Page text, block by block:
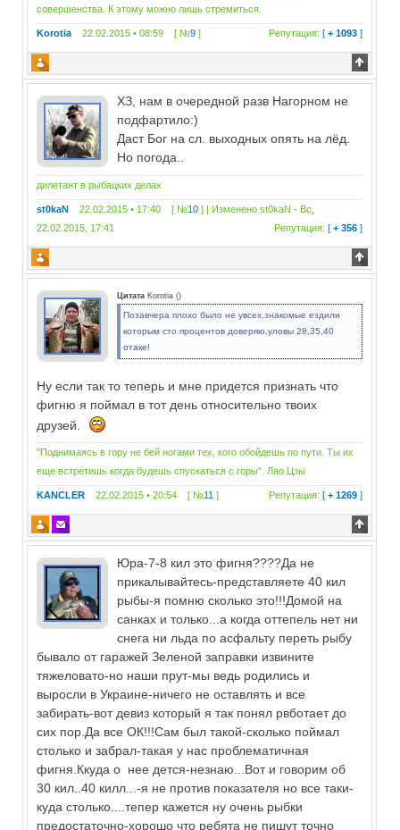
совершенства. К этому можно лишь стремиться.
Korotia 22.02.2015 • 08:59 [ №9 ] Репутация: [+ 1093 ]
ХЗ, нам в очередной разв Нагорном не
подфартило:)
Даст Бог на сл. выходных опять на лёд.
Но погода..
дилетант в рыбацких делах
st0kaN 22.02.2015 • 17:40 [ №10 ] | Измененоst0kaN - Вс,
22.02.2015, 17:41
Репутация: [+ 356 ]
Цитата Korotia ()
Позавчера плохо было не увсех,знакомые ездили
которым сто процентов доверяю,уловы 28,35,40
отаке!
Ну если так то теперь и мне придется признать что
фигню я поймал в тот день относительно твоих
друзей.
"Поднимаясь в гору не бей ногами тех, кого обойдешь по пути. Ты их
еще встретишь когда будешь спускаться с горы". Лао Цзы
KANCLER 22.02.2015 • 20:54 [ №11 ] Репутация: [+ 1269 ]
Юра-7-8 кил это фигня????Да не
прикалывайтесь-представляете 40 кил
рыбы-я помню сколько это!!!Домой на
санках и только...а когда оттепель нет ни
снега ни льда по асфальту переть рыбу
бывало от гаражей Зеленой заправки извините
тяжеловато-но наши прут-мы ведь родились и
выросли в Украине-ничего не оставлять и все
забирать-вот девиз который я так понял рвботает до
сих пор.Да все ОК!!!Сам был такой-сколько поймал
столько и забрал-такая у нас проблематичная
фигня.Ккуда о нее дется-незнаю...Вот и говорим об
30 кил..40 килл...-я не против показателя но все таки-
куда столько....тепер кажется ну очень рыбки
предостаточно-хорошо что ребята не пишут точно